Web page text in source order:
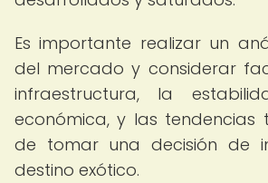
Es importante realizar un
del mercado y considerar
infraestructura, la
económica, y las tendencias
de tomar una decisión de
destino exótico.